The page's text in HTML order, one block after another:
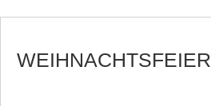
WEIHNACHTSFEIER